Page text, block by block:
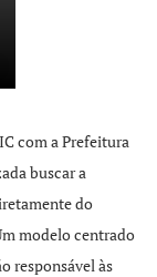
com a Prefeitura
buscar a
do
modelo centrado
responsável às